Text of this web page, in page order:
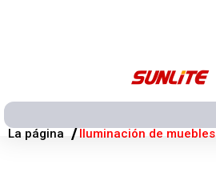
La página /Iluminación de muebles